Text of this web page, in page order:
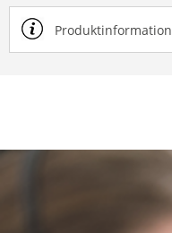
Produktinformation